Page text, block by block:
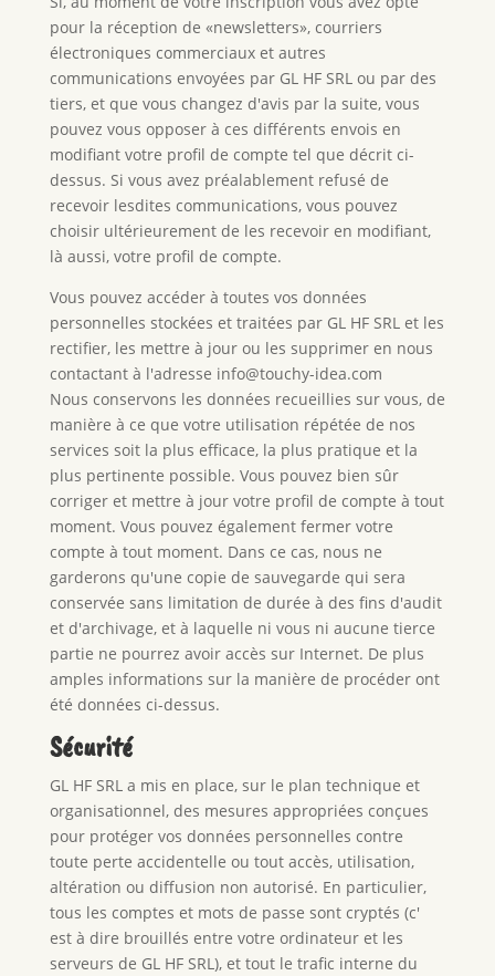
pour la réception de «newsletters», courriers
électroniques commerciaux et autres
communications envoyées par GL HF SRL ou par des
tiers, et que vous changez d'avis par la suite, vous
pouvez vous opposer à ces différents envois en
modifiant votre profil de compte tel que décrit ci-
dessus. Si vous avez préalablement refusé de
recevoir lesdites communications, vous pouvez
choisir ultérieurement de les recevoir en modifiant,
là aussi, votre profil de compte.
Vous pouvez accéder à toutes vos données
personnelles stockées et traitées par GL HF SRL et les
rectifier, les mettre à jour ou les supprimer en nous
contactant à l'adresse info@touchy-idea.com
Nous conservons les données recueillies sur vous, de
manière à ce que votre utilisation répétée de nos
services soit la plus efficace, la plus pratique et la
plus pertinente possible. Vous pouvez bien sûr
corriger et mettre à jour votre profil de compte à tout
moment. Vous pouvez également fermer votre
compte à tout moment. Dans ce cas, nous ne
garderons qu'une copie de sauvegarde qui sera
conservée sans limitation de durée à des fins d'audit
et d'archivage, et à laquelle ni vous ni aucune tierce
partie ne pourrez avoir accès sur Internet. De plus
amples informations sur la manière de procéder ont
été données ci-dessus.
Sécurité
GL HF SRL a mis en place, sur le plan technique et
organisationnel, des mesures appropriées conçues
pour protéger vos données personnelles contre
toute perte accidentelle ou tout accès, utilisation,
altération ou diffusion non autorisé. En particulier,
tous les comptes et mots de passe sont cryptés (c'
est à dire brouillés entre votre ordinateur et les
serveurs de GL HF SRL), et tout le trafic interne du